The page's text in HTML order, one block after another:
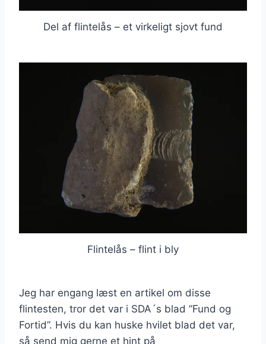
Del af flintelås – et virkeligt sjovt fund
Flintelås – flint i bly
Jeg har engang læst en artikel om disse
flintesten, tror det var i SDA´s blad ”Fund og
Fortid”. Hvis du kan huske hvilet blad det var,
så send mig gerne et hint på